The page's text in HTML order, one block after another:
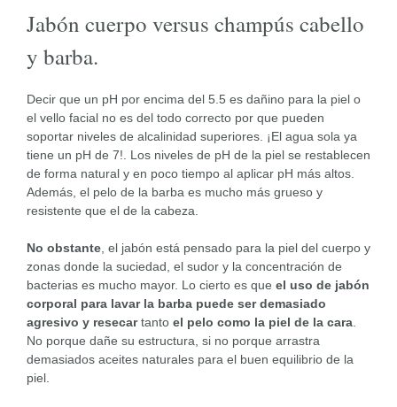
Jabón cuerpo versus champús cabello
y barba.
Decir que un pH por encima del 5.5 es dañino para la piel o
el vello facial no es del todo correcto por que pueden
soportar niveles de alcalinidad superiores. ¡El agua sola ya
tiene un pH de 7!. Los niveles de pH de la piel se restablecen
de forma natural y en poco tiempo al aplicar pH más altos.
Además, el pelo de la barba es mucho más grueso y
resistente que el de la cabeza.
No obstante , el jabón está pensado para la piel del cuerpo y
zonas donde la suciedad, el sudor y la concentración de
bacterias es mucho mayor. Lo cierto es que el uso de jabón
corporal para lavar la barba puede ser demasiado
agresivo y resecartanto el pelo como la piel de la cara
No porque dañe su estructura, si no porque arrastra
demasiados aceites naturales para el buen equilibrio de la
piel.